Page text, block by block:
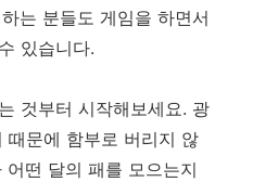
는 분들도 게임을 하면서
있습니다.
것부터 시작해보세요. 광
때문에 함부로 버리지 않
떤 달의 패를 모으는지